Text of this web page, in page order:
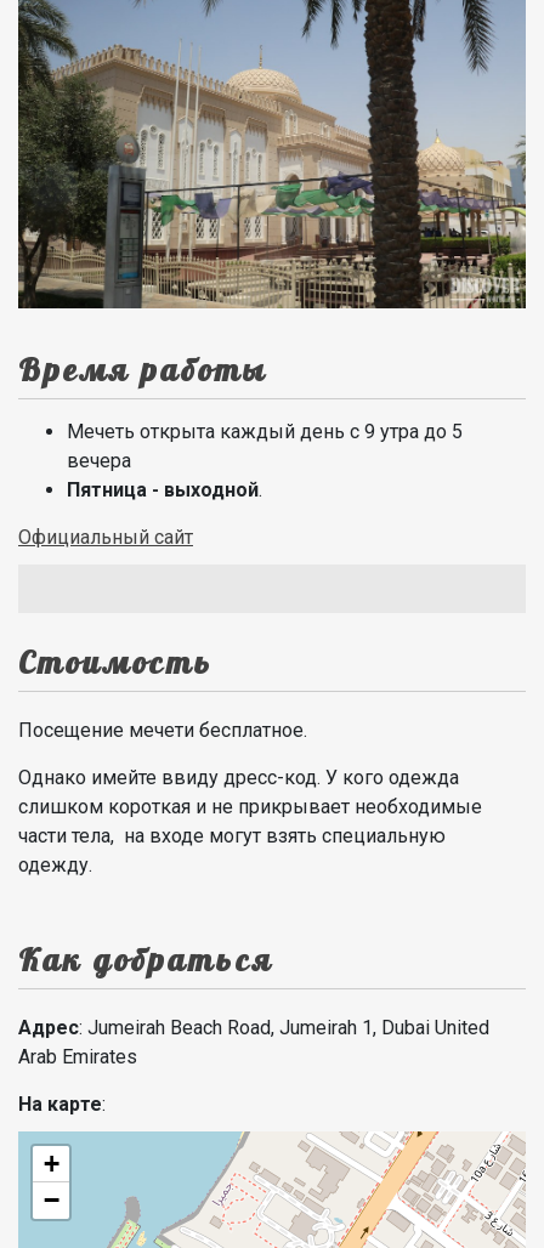
Время работы
Мечеть открыта каждый день с 9 утра до 5
вечера
Пятница - выходной.
Официальный сайт
Стоимость
Посещение мечети бесплатное.
Однако имейте ввиду дресс-код. У кого одежда
слишком короткая и не прикрывает необходимые
части тела, на входе могут взять специальную
одежду.
Как добраться
Адрес: Jumeirah Beach Road, Jumeirah 1, Dubai United
Arab Emirates
На карте:
+
−